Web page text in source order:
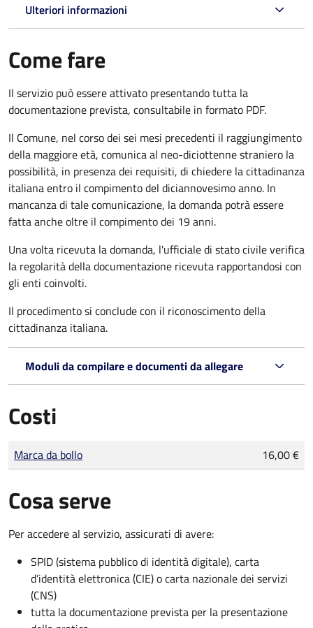
Ulteriori informazioni
Come fare
Il servizio può essere attivato presentando tutta la
documentazione prevista, consultabile in formato PDF.
Il Comune, nel corso dei sei mesi precedenti il raggiungimento
della maggiore età, comunica al neo-diciottenne straniero la
possibilità, in presenza dei requisiti, di chiedere la cittadinanza
italiana entro il compimento del diciannovesimo anno. In
mancanza di tale comunicazione, la domanda potrà essere
fatta anche oltre il compimento dei 19 anni.
Una volta ricevuta la domanda, l'ufficiale di stato civile verifica
la regolarità della documentazione ricevuta rapportandosi con
gli enti coinvolti.
Il procedimento si conclude con il riconoscimento della
cittadinanza italiana.
Moduli da compilare e documenti da allegare
Costi
Tipo di pagamento
Importo
Marca da bollo 16,00 €
Cosa serve
Per accedere al servizio, assicurati di avere:
SPID (sistema pubblico di identità digitale), carta
d’identità elettronica (CIE) o carta nazionale dei servizi
(CNS)
tutta la documentazione prevista per la presentazione